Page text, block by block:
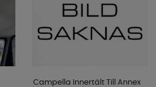
Campella Innertält Till Annex